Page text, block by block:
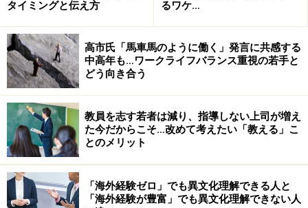
タイミングと伝え方
るワケ…
高市氏「馬車馬のように働く」発言に共感する
中高年も…ワークライフバランス重視の若手と
どう向き合う
教員を志す若者は減り、指導しない上司が増え
た今だからこそ…改めて考えたい「教える」こ
とのメリット
「海外経験ゼロ」でも異文化理解できる人と
「海外経験が豊富」でも異文化理解できない人